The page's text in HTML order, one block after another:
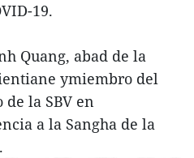
19.
Quang, abad de la
ymiembro del
la SBV en
a la Sangha de la